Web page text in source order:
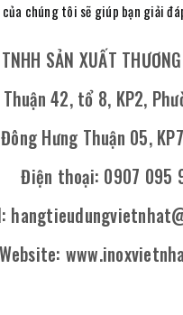
chúng tôi sẽ giúp bạn giải
SẢN XUẤT
42, tổ 8, KP2,
Hưng Thuận 05,
Điện thoại: 0907 095
Website: